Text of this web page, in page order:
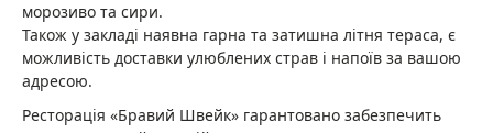
морозиво та сири.
Також у закладі наявна гарна та затишна літня тераса, є
можливість доставки улюблених страв і напоїв за вашою
адресою.
Ресторація «Бравий Швейк» гарантовано забезпечить